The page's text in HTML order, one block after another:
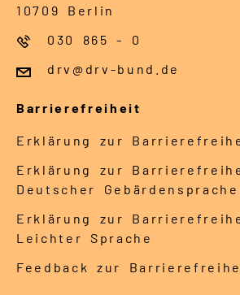
10709 Berlin
030 865 - 0
drv@drv-bund.de
Barrierefreiheit
Erklärung zur
Erklärung zur
Deutscher Gebärdensprache
Erklärung zur
Leichter Sprache
Feedback zur